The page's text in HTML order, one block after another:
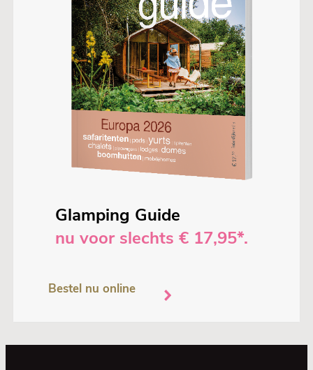
Glamping Guide
nu voor slechts € 17,95*.
Bestel nu online